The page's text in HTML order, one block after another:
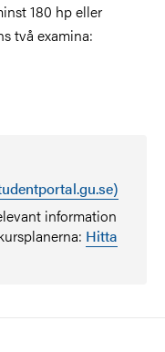
180 hp eller
två examina:
information
Hitta